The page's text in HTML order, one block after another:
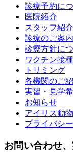
診療予約に
医院紹介
スタッフ紹介
診療のご案内
診療方針に
ワクチン接
トリミング
各機関のご
実習・見学
お知らせ
アイリス動
プライバシ
お問い合わせ